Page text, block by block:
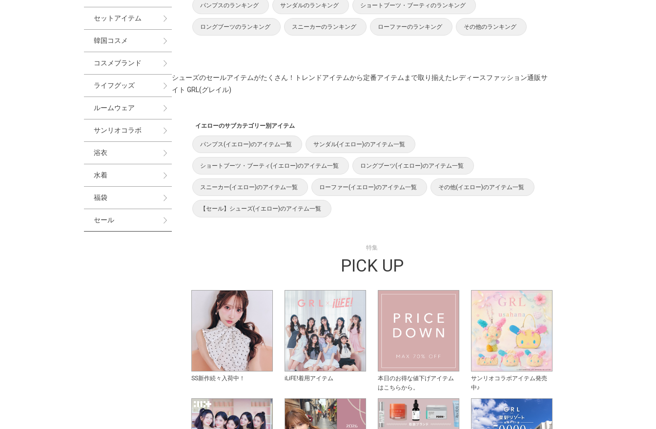
セットアイテム
韓国コスメ
コスメブランド
ライフグッズ
ルームウェア
サンリオコラボ
浴衣
水着
福袋
セール
パンプスのランキング サンダルのランキング ショートブーツ・ブーティのランキング
ロングブーツのランキング スニーカーのランキング ローファーのランキング その他のランキング
シューズのセールアイテムがたくさん！トレンドアイテムから定番アイテムまで取り揃えたレディースファッション通販サ
イト GRL(グレイル)
イエローのサブカテゴリー別アイテム
パンプス(イエロー)のアイテム一覧 サンダル(イエロー)のアイテム一覧
ショートブーツ・ブーティ(イエロー)のアイテム一覧 ロングブーツ(イエロー)のアイテム一覧
スニーカー(イエロー)のアイテム一覧 ローファー(イエロー)のアイテム一覧 その他(イエロー)のアイテム一覧
【セール】シューズ(イエロー)のアイテム一覧
特集
PICK UP
SS新作続々入荷中！ iLiFE!着用アイテム
本日のお得な値下げアイテム
はこちらから。
サンリオコラボアイテム発売
中♪